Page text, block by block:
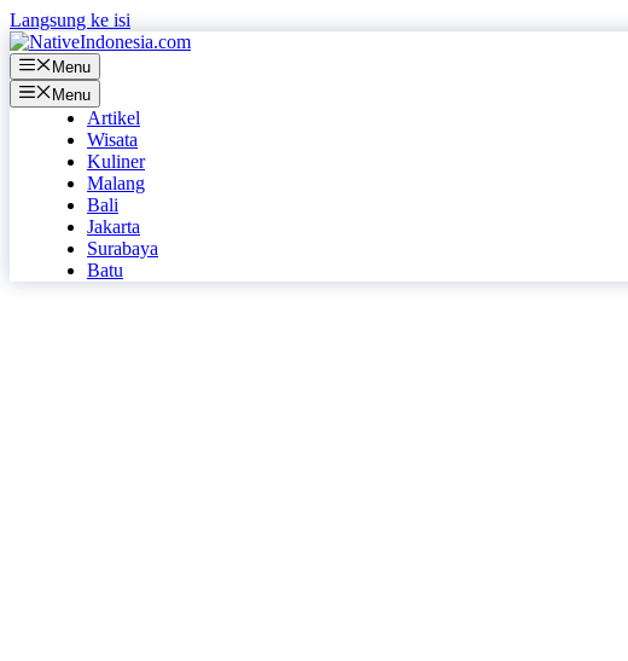
Langsung ke isi
Menu
Menu
Artikel
Wisata
Kuliner
Malang
Bali
Jakarta
Surabaya
Batu